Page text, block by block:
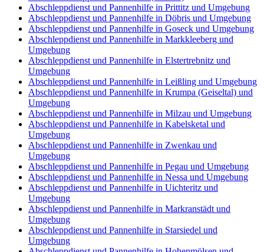
Abschleppdienst und Pannenhilfe in Prittitz und Umgebung
Abschleppdienst und Pannenhilfe in Döbris und Umgebung
Abschleppdienst und Pannenhilfe in Goseck und Umgebung
Abschleppdienst und Pannenhilfe in Markkleeberg und
Umgebung
Abschleppdienst und Pannenhilfe in Elstertrebnitz und
Umgebung
Abschleppdienst und Pannenhilfe in Leißling und Umgebung
Abschleppdienst und Pannenhilfe in Krumpa (Geiseltal) und
Umgebung
Abschleppdienst und Pannenhilfe in Milzau und Umgebung
Abschleppdienst und Pannenhilfe in Kabelsketal und
Umgebung
Abschleppdienst und Pannenhilfe in Zwenkau und
Umgebung
Abschleppdienst und Pannenhilfe in Pegau und Umgebung
Abschleppdienst und Pannenhilfe in Nessa und Umgebung
Abschleppdienst und Pannenhilfe in Uichteritz und
Umgebung
Abschleppdienst und Pannenhilfe in Markranstädt und
Umgebung
Abschleppdienst und Pannenhilfe in Starsiedel und
Umgebung